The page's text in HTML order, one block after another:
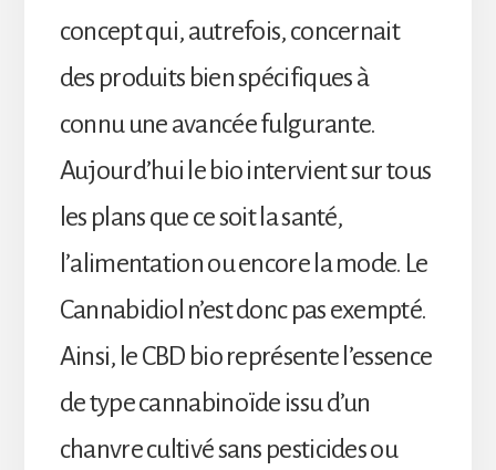
concept qui, autrefois, concernait
des produits bien spécifiques à
connu une avancée fulgurante.
Aujourd’hui le bio intervient sur tous
les plans que ce soit la santé,
l’alimentation ou encore la mode. Le
Cannabidiol n’est donc pas exempté.
Ainsi, le CBD bio représente l’essence
de type cannabinoïde issu d’un
chanvre cultivé sans pesticides ou